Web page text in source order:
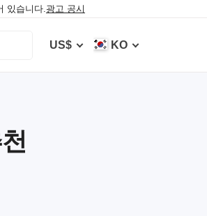
있습니다.광고 공시
US$ KO